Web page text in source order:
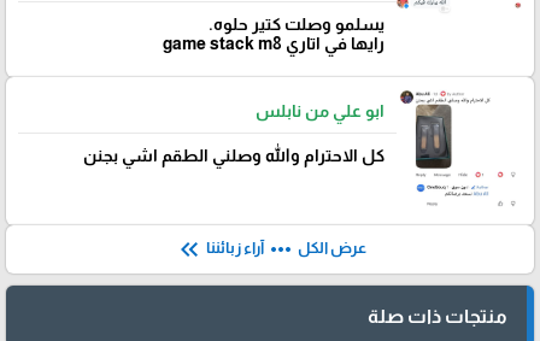
يسلمو وصلت كتير حلوه.
رايها في اتاري game stack m8
ابو علي من نابلس
كل الاحترام والله وصلني الطقم اشي بجنن
عرض الكل more_horiz آراء زبائننا keyboard_double_arrow_left
منتجات ذات صلة